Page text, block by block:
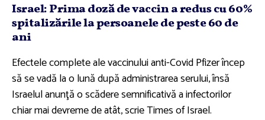
Israel: Prima doză de vaccin a redus cu 60%
spitalizările la persoanele de peste 60 de
ani
Efectele complete ale vaccinului anti-Covid Pfizer încep
să se vadă la o lună după administrarea serului, însă
Israelul anunţă o scădere semnificativă a infectorilor
chiar mai devreme de atât, scrie Times of Israel.